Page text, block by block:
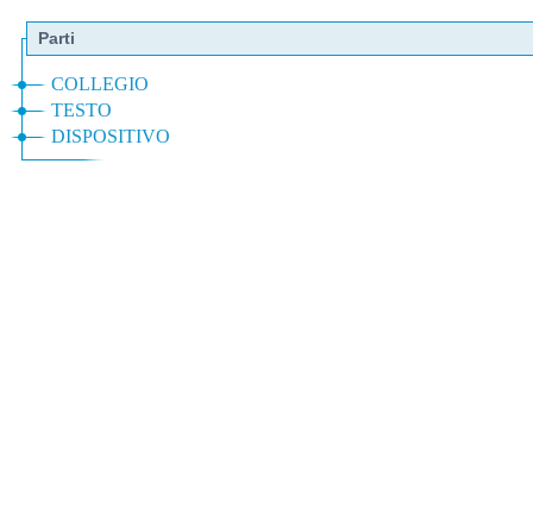
Parti
COLLEGIO
TESTO
DISPOSITIVO